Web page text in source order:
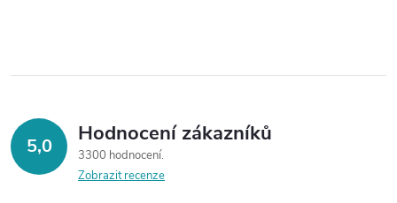
5,0 Hodnocení zákazníků
3300 hodnocení
Zobrazit recenze